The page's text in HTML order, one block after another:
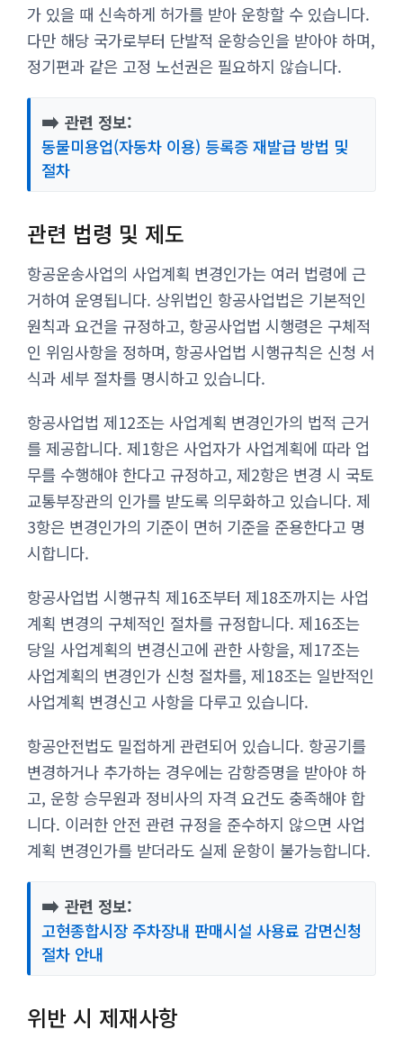
가 있을 때 신속하게 허가를 받아 운항할 수 있습니다.
다만 해당 국가로부터 단발적 운항승인을 받아야 하며,
정기편과 같은 고정 노선권은 필요하지 않습니다.
➡️ 관련 정보:
동물미용업(자동차 이용) 등록증 재발급 방법 및
절차
관련 법령 및 제도
항공운송사업의 사업계획 변경인가는 여러 법령에 근
거하여 운영됩니다. 상위법인 항공사업법은 기본적인
원칙과 요건을 규정하고, 항공사업법 시행령은 구체적
인 위임사항을 정하며, 항공사업법 시행규칙은 신청 서
식과 세부 절차를 명시하고 있습니다.
항공사업법 제12조는 사업계획 변경인가의 법적 근거
를 제공합니다. 제1항은 사업자가 사업계획에 따라 업
무를 수행해야 한다고 규정하고, 제2항은 변경 시 국토
교통부장관의 인가를 받도록 의무화하고 있습니다. 제
3항은 변경인가의 기준이 면허 기준을 준용한다고 명
시합니다.
항공사업법 시행규칙 제16조부터 제18조까지는 사업
계획 변경의 구체적인 절차를 규정합니다. 제16조는
당일 사업계획의 변경신고에 관한 사항을, 제17조는
사업계획의 변경인가 신청 절차를, 제18조는 일반적인
사업계획 변경신고 사항을 다루고 있습니다.
항공안전법도 밀접하게 관련되어 있습니다. 항공기를
변경하거나 추가하는 경우에는 감항증명을 받아야 하
고, 운항 승무원과 정비사의 자격 요건도 충족해야 합
니다. 이러한 안전 관련 규정을 준수하지 않으면 사업
계획 변경인가를 받더라도 실제 운항이 불가능합니다.
➡️ 관련 정보:
고현종합시장 주차장내 판매시설 사용료 감면신청
절차 안내
위반 시 제재사항